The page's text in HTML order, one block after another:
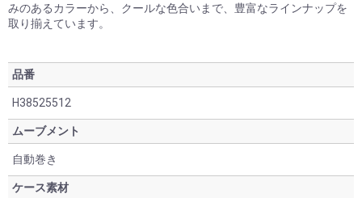
みのあるカラーから、クールな色合いまで、豊富なラインナップを
取り揃えています。
品番
H38525512
ムーブメント
自動巻き
ケース素材